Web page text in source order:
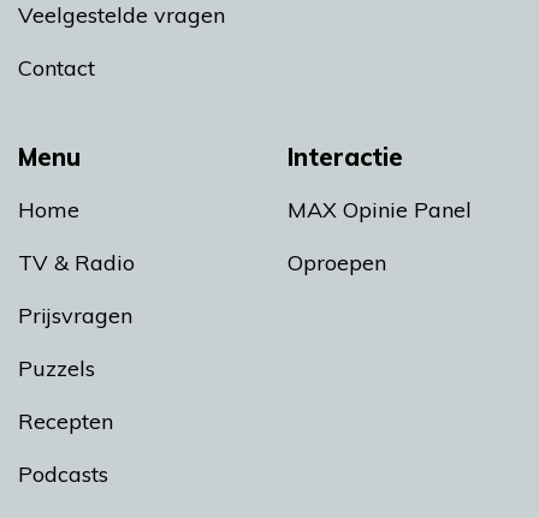
Menu
Home
TV & Radio
Prijsvragen
Puzzels
Recepten
Podcasts
Interactie
MAX Opinie Panel
Oproepen
Veelgestelde vragen
Contact